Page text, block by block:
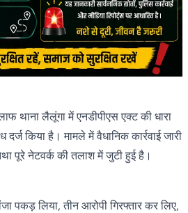
थाना लैलूंगा में एनडीपीएस एक्ट की धारा
किया है। मामले में वैधानिक कार्रवाई जारी
पूरे नेटवर्क की तलाश में जुटी हुई है।
पकड़ लिया, तीन आरोपी गिरफ्तार कर लिए,